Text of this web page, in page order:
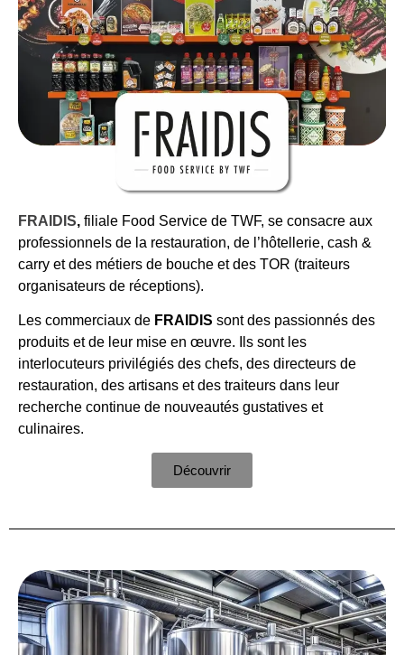
FRAIDIS, filiale Food Service de TWF, se consacre aux
professionnels de la restauration, de l’hôtellerie, cash &
carry et des métiers de bouche et des TOR (traiteurs
organisateurs de réceptions).
Les commerciaux de FRAIDIS sont des passionnés des
produits et de leur mise en œuvre. Ils sont les
interlocuteurs privilégiés des chefs, des directeurs de
restauration, des artisans et des traiteurs dans leur
recherche continue de nouveautés gustatives et
culinaires.
Découvrir